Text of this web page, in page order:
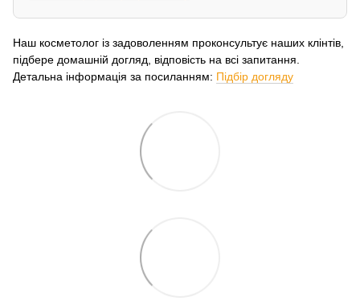
Наш косметолог із задоволенням проконсультує наших клінтів,
підбере домашній догляд, відповість на всі запитання.
Детальна інформація за посиланням: Підбір догляду